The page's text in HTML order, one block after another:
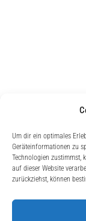
Um dir ein optimales
Geräteinformationen zu
Technologien zustimmst,
auf dieser Website
zurückziehst, können